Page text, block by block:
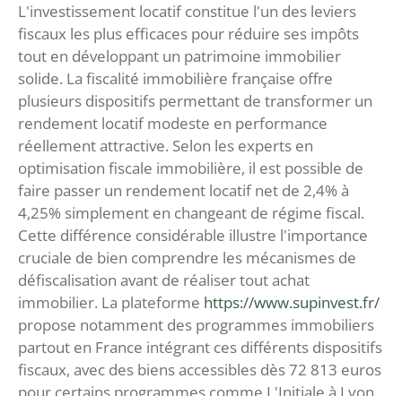
L'investissement locatif constitue l'un des leviers
fiscaux les plus efficaces pour réduire ses impôts
tout en développant un patrimoine immobilier
solide. La fiscalité immobilière française offre
plusieurs dispositifs permettant de transformer un
rendement locatif modeste en performance
réellement attractive. Selon les experts en
optimisation fiscale immobilière, il est possible de
faire passer un rendement locatif net de 2,4% à
4,25% simplement en changeant de régime fiscal.
Cette différence considérable illustre l'importance
cruciale de bien comprendre les mécanismes de
défiscalisation avant de réaliser tout achat
immobilier. La plateforme https://www.supinvest.fr/
propose notamment des programmes immobiliers
partout en France intégrant ces différents dispositifs
fiscaux, avec des biens accessibles dès 72 813 euros